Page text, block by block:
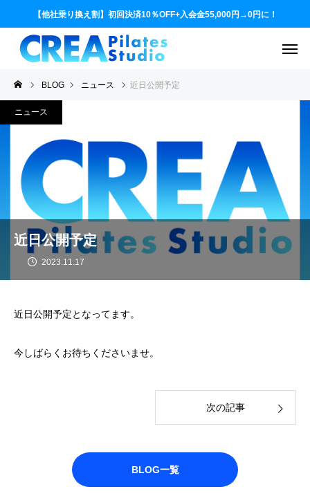
【他社乗り換え割】初回決済10％OFF+入会金55,000円→0円に！
BLOG ニュース 近日公開予定
近日公開予定
2023.11.17
ニュース
近日公開予定となってます。
今しばらくお待ちくださいませ。
次の記事
BLOG一覧